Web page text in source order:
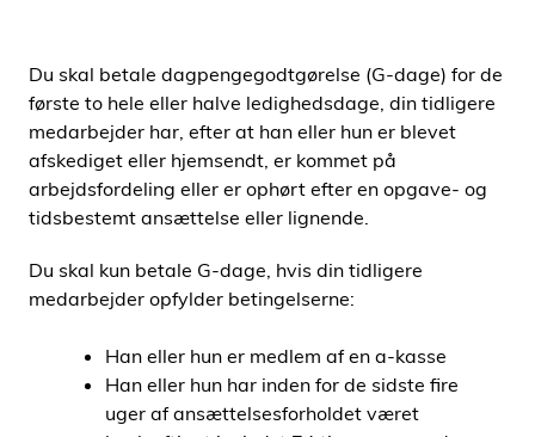
Du skal betale dagpengegodtgørelse (G-dage) for de
første to hele eller halve ledighedsdage, din tidligere
medarbejder har, efter at han eller hun er blevet
afskediget eller hjemsendt, er kommet på
arbejdsfordeling eller er ophørt efter en opgave- og
tidsbestemt ansættelse eller lignende.
Du skal kun betale G-dage, hvis din tidligere
medarbejder opfylder betingelserne:
Han eller hun er medlem af en a-kasse
Han eller hun har inden for de sidste fire
uger af ansættelsesforholdet været